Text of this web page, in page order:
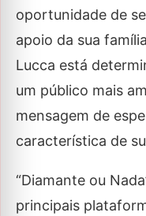
oportunidade de
apoio da sua
Lucca está
um público mais
mensagem de
característica de
“Diamante ou
principais